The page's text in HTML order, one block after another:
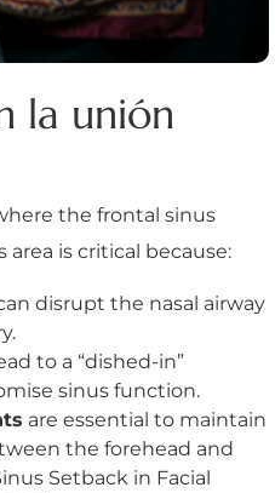
la unión
the frontal sinus
area is critical because:
disrupt the nasal airway
to a “dished-in”
sinus function.
are essential to maintain
the forehead and
Setback in Facial